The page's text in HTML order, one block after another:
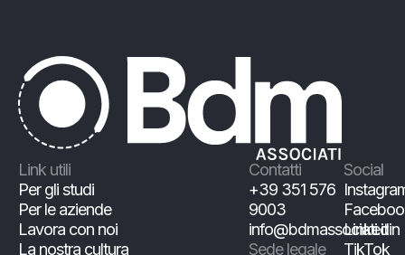
Link utili
Per gli studi
Per le aziende
Lavora con noi
La nostra cultura
Contatti
+39 351 576
9003
info@bdmassociati.it
Sede legale
Social
Linkedin
TikTok